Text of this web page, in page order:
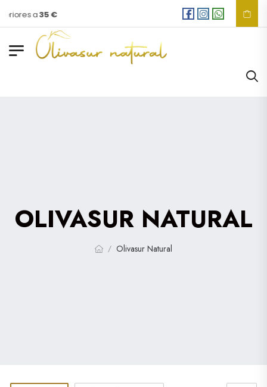
a35 €
OLIVASUR NATURAL
/ Olivasur Natural